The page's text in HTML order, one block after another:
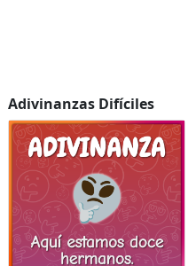
Adivinanzas Difíciles